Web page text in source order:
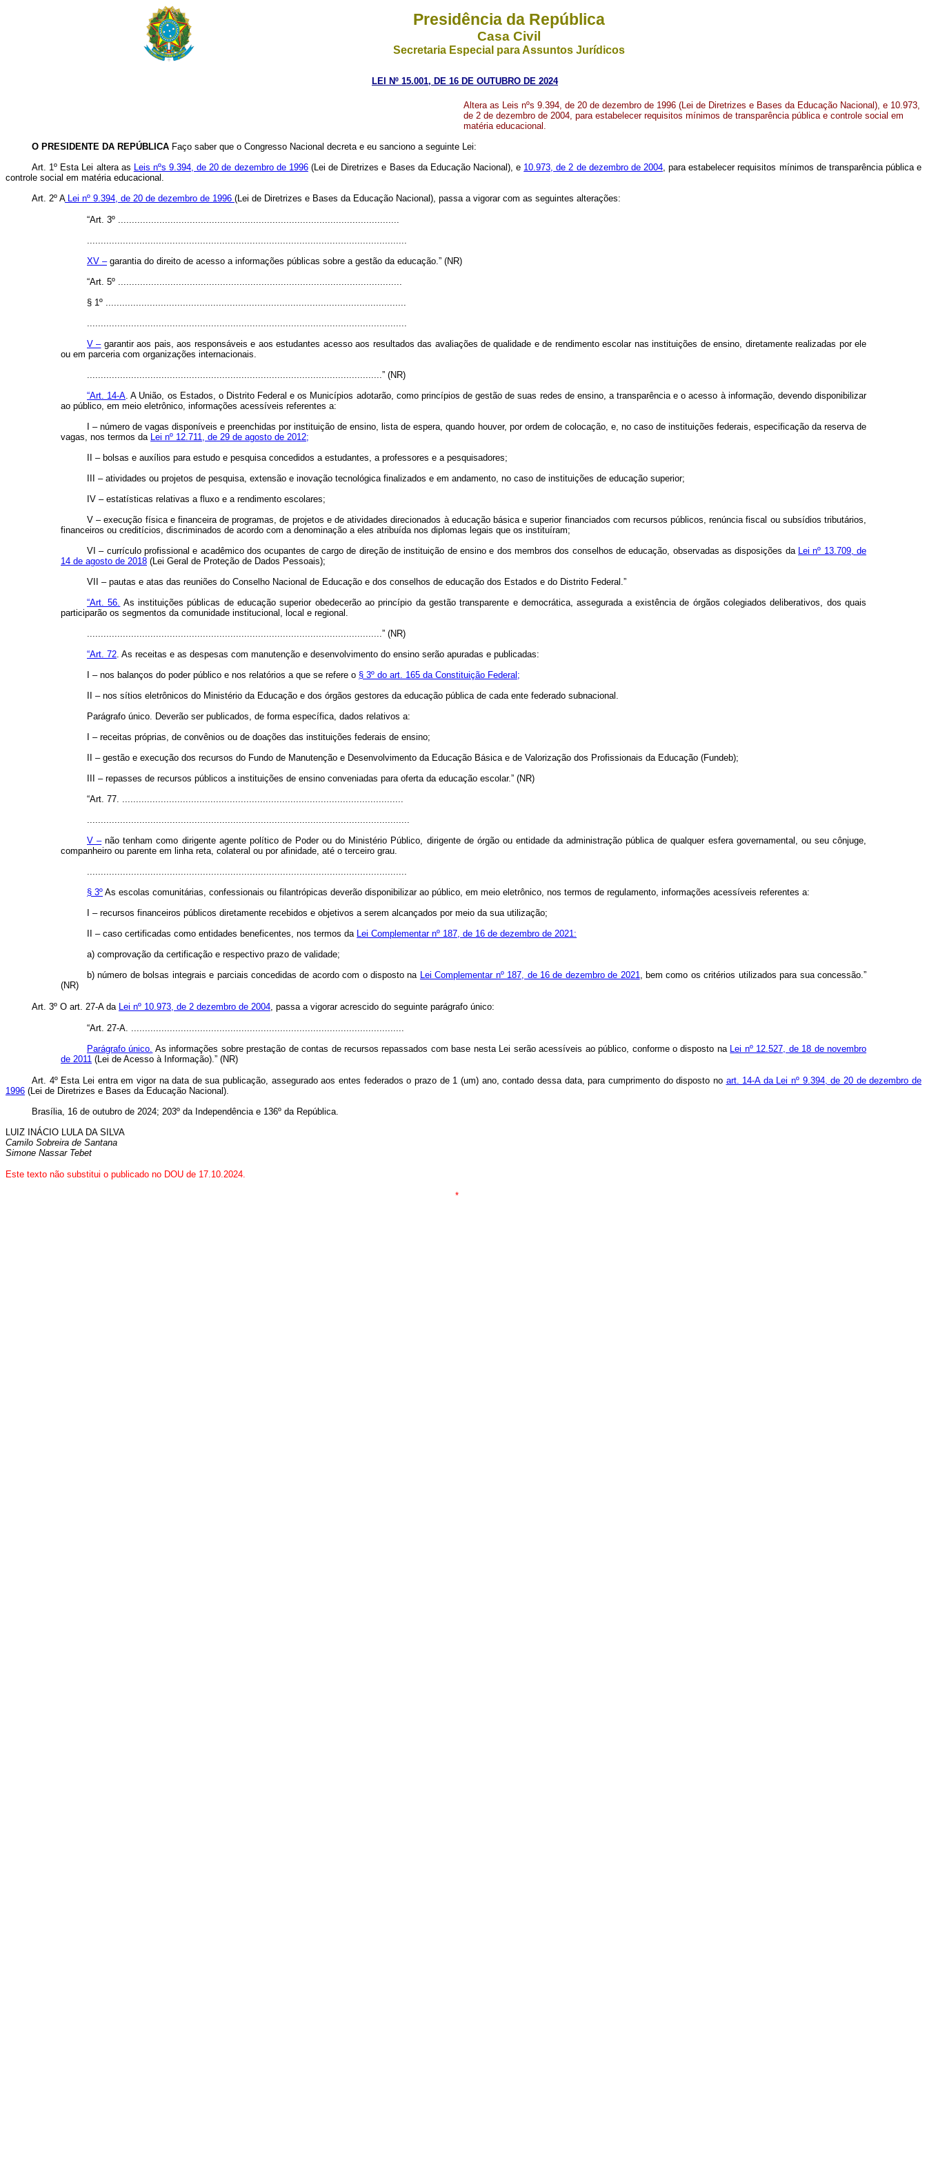
Presidência da República
Casa Civil
Secretaria Especial para Assuntos Jurídicos
LEI Nº 15.001, DE 16 DE OUTUBRO DE 2024
Altera as Leis nºs 9.394, de 20 de dezembro de 1996 (Lei de Diretrizes e Bases da Educação Nacional), e 10.973,
de 2 de dezembro de 2004, para estabelecer requisitos mínimos de transparência pública e controle social em
matéria educacional.
O PRESIDENTE DA REPÚBLICA Faço saber que o Congresso Nacional decreta e eu sanciono a seguinte Lei:
Art. 1º Esta Lei altera as Leis nºs 9.394, de 20 de dezembro de 1996(Lei de Diretrizes e Bases da Educação Nacional), e 10.973, de 2 de dezembro de 2004, para estabelecer requisitos mínimos de transparência pública e
controle social em matéria educacional.
Art. 2º ALei nº 9.394, de 20 de dezembro de 1996 (Lei de Diretrizes e Bases da Educação Nacional), passa a vigorar com as seguintes alterações:
“Art. 3º ......................................................................................................
....................................................................................................................
XV –garantia do direito de acesso a informações públicas sobre a gestão da educação.” (NR)
“Art. 5º .......................................................................................................
§ 1º .............................................................................................................
....................................................................................................................
V –garantir aos pais, aos responsáveis e aos estudantes acesso aos resultados das avaliações de qualidade e de rendimento escolar nas instituições de ensino, diretamente realizadas por ele
ou em parceria com organizações internacionais.
...........................................................................................................” (NR)
“Art. 14-A. A União, os Estados, o Distrito Federal e os Municípios adotarão, como princípios de gestão de suas redes de ensino, a transparência e o acesso à informação, devendo disponibilizar
ao público, em meio eletrônico, informações acessíveis referentes a:
I – número de vagas disponíveis e preenchidas por instituição de ensino, lista de espera, quando houver, por ordem de colocação, e, no caso de instituições federais, especificação da reserva de
vagas, nos termos da Lei nº 12.711, de 29 de agosto de 2012;
II – bolsas e auxílios para estudo e pesquisa concedidos a estudantes, a professores e a pesquisadores;
III – atividades ou projetos de pesquisa, extensão e inovação tecnológica finalizados e em andamento, no caso de instituições de educação superior;
IV – estatísticas relativas a fluxo e a rendimento escolares;
V – execução física e financeira de programas, de projetos e de atividades direcionados à educação básica e superior financiados com recursos públicos, renúncia fiscal ou subsídios tributários,
financeiros ou creditícios, discriminados de acordo com a denominação a eles atribuída nos diplomas legais que os instituíram;
VI – currículo profissional e acadêmico dos ocupantes de cargo de direção de instituição de ensino e dos membros dos conselhos de educação, observadas as disposições da Lei nº 13.709, de
14 de agosto de 2018 (Lei Geral de Proteção de Dados Pessoais);
VII – pautas e atas das reuniões do Conselho Nacional de Educação e dos conselhos de educação dos Estados e do Distrito Federal.”
“Art. 56. As instituições públicas de educação superior obedecerão ao princípio da gestão transparente e democrática, assegurada a existência de órgãos colegiados deliberativos, dos quais
participarão os segmentos da comunidade institucional, local e regional.
...........................................................................................................” (NR)
“Art. 72. As receitas e as despesas com manutenção e desenvolvimento do ensino serão apuradas e publicadas:
I – nos balanços do poder público e nos relatórios a que se refere o § 3º do art. 165 da Constituição Federal;
II – nos sítios eletrônicos do Ministério da Educação e dos órgãos gestores da educação pública de cada ente federado subnacional.
Parágrafo único. Deverão ser publicados, de forma específica, dados relativos a:
I – receitas próprias, de convênios ou de doações das instituições federais de ensino;
II – gestão e execução dos recursos do Fundo de Manutenção e Desenvolvimento da Educação Básica e de Valorização dos Profissionais da Educação (Fundeb);
III – repasses de recursos públicos a instituições de ensino conveniadas para oferta da educação escolar.” (NR)
“Art. 77. ......................................................................................................
.....................................................................................................................
V –não tenham como dirigente agente político de Poder ou do Ministério Público, dirigente de órgão ou entidade da administração pública de qualquer esfera governamental, ou seu cônjuge,
companheiro ou parente em linha reta, colateral ou por afinidade, até o terceiro grau.
....................................................................................................................
§ 3º As escolas comunitárias, confessionais ou filantrópicas deverão disponibilizar ao público, em meio eletrônico, nos termos de regulamento, informações acessíveis referentes a:
I – recursos financeiros públicos diretamente recebidos e objetivos a serem alcançados por meio da sua utilização;
II – caso certificadas como entidades beneficentes, nos termos da Lei Complementar nº 187, de 16 de dezembro de 2021:
a) comprovação da certificação e respectivo prazo de validade;
b) número de bolsas integrais e parciais concedidas de acordo com o disposto na Lei Complementar nº 187, de 16 de dezembro de 2021, bem como os critérios utilizados para sua concessão.”
(NR)
Art. 3º O art. 27-A da Lei nº 10.973, de 2 dezembro de 2004, passa a vigorar acrescido do seguinte parágrafo único:
“Art. 27-A. ...................................................................................................
Parágrafo único. As informações sobre prestação de contas de recursos repassados com base nesta Lei serão acessíveis ao público, conforme o disposto na Lei nº 12.527, de 18 de novembro
de 2011 (Lei de Acesso à Informação).” (NR)
Art. 4º Esta Lei entra em vigor na data de sua publicação, assegurado aos entes federados o prazo de 1 (um) ano, contado dessa data, para cumprimento do disposto no art. 14-A da Lei nº 9.394, de 20 de dezembro de
1996 (Lei de Diretrizes e Bases da Educação Nacional).
Brasília, 16 de outubro de 2024; 203º da Independência e 136º da República.
LUIZ INÁCIO LULA DA SILVA
Camilo Sobreira de Santana
Simone Nassar Tebet
Este texto não substitui o publicado no DOU de 17.10.2024.
*